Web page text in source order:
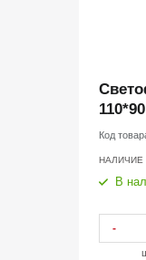
Код
НАЛИЧИЕ
В
-